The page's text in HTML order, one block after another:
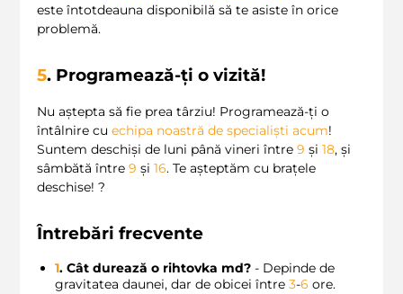
este întotdeauna disponibilă să te asiste în orice
problemă.
5. Programează-ți o vizită!
Nu aștepta să fie prea târziu! Programează-ți o
întâlnire cu echipa noastră de specialiști acum!
Suntem deschiși de luni până vineri între 9 și 18, și
sâmbătă între 9 și 16. Te așteptăm cu brațele
deschise! ?
Întrebări frecvente
1. Cât durează o rihtovka md? - Depinde de
gravitatea daunei, dar de obicei între 3-6 ore.